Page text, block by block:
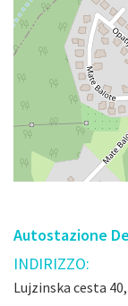
Autostazione
INDIRIZZO:
Lujzinska cesta